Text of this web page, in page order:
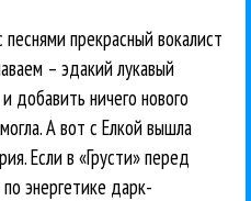
прекрасный вокалист
– эдакий лукавый
добавить ничего нового
А вот с Елкой вышла
Если в «Грусти» перед
энергетике дарк-